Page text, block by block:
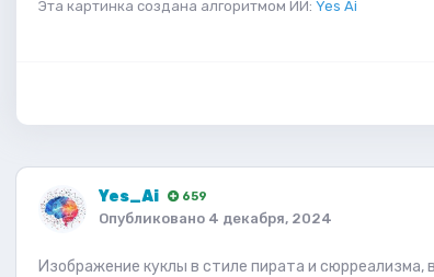
Эта картинка создана алгоритмом ИИ: Yes Ai
Yes_Ai 659
Опубликовано 4 декабря, 2024
Изображение куклы в стиле пирата и